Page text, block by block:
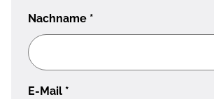
Nachname *
E-Mail *